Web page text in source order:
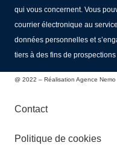
qui vous concernent. Vous
courrier électronique au
données personnelles et
tiers à des fins de
@ 2022 – Réalisation Agence Nemo
Contact
Politique de cookies